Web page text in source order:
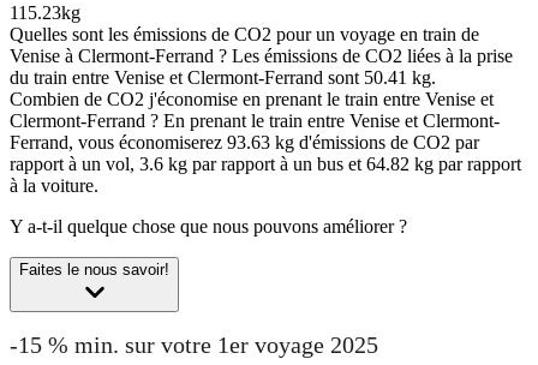
115.23kg
Quelles sont les émissions de CO2 pour un voyage en train de
Venise à Clermont-Ferrand ? Les émissions de CO2 liées à la prise
du train entre Venise et Clermont-Ferrand sont 50.41 kg.
Combien de CO2 j'économise en prenant le train entre Venise et
Clermont-Ferrand ? En prenant le train entre Venise et Clermont-
Ferrand, vous économiserez 93.63 kg d'émissions de CO2 par
rapport à un vol, 3.6 kg par rapport à un bus et 64.82 kg par rapport
à la voiture.
Y a-t-il quelque chose que nous pouvons améliorer ?
Faites le nous savoir!
-15 % min. sur votre 1er voyage 2025